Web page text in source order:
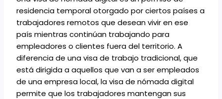
residencia temporal otorgado por ciertos países a
trabajadores remotos que desean vivir en ese
país mientras continúan trabajando para
empleadores o clientes fuera del territorio. A
diferencia de una visa de trabajo tradicional, que
está dirigida a aquellos que van a ser empleados
de una empresa local, la visa de nómada digital
permite que los trabajadores mantengan sus